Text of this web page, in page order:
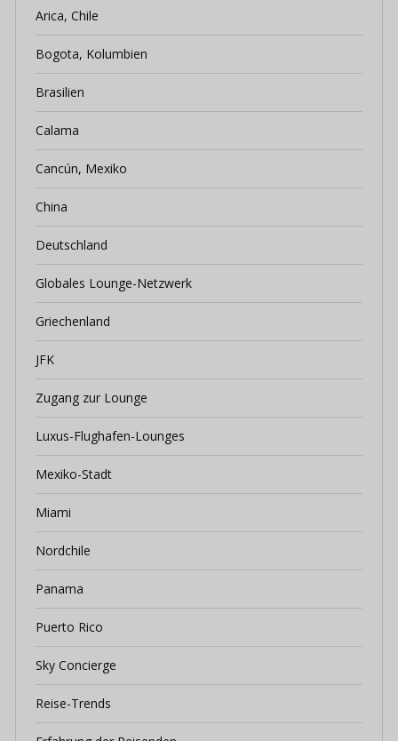
Arica, Chile
Bogota, Kolumbien
Brasilien
Calama
Cancún, Mexiko
China
Deutschland
Globales Lounge-Netzwerk
Griechenland
JFK
Zugang zur Lounge
Luxus-Flughafen-Lounges
Mexiko-Stadt
Miami
Nordchile
Panama
Puerto Rico
Sky Concierge
Reise-Trends